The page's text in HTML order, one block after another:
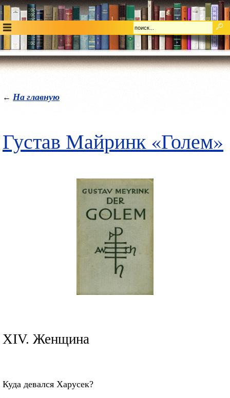
← На главную
Густав Майринк «Голем»
ХIV. Женщина
Куда девался Харусек?